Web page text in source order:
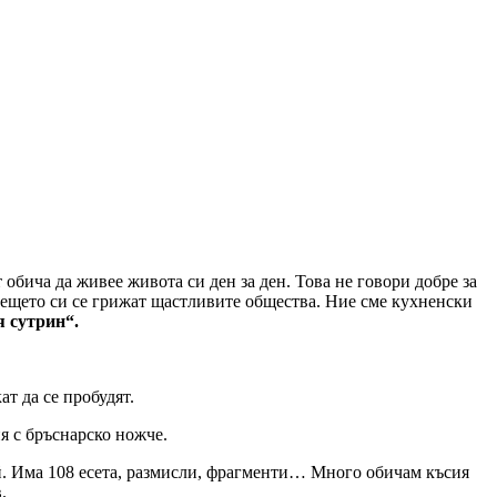
да живее живота си ден за ден. Това не говори добре за
си се грижат щастливите общества. Ние сме кухненски
сутрин“.
да се пробудят.
с бръснарско ножче.
Има 108 есета, размисли, фрагменти… Много обичам късия